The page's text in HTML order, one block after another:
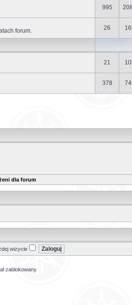
995
forum. 26
21
378
dla forum
wizycie
zablokowany